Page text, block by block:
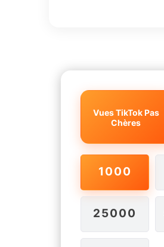
Vues TikTok Pas
Chères
1000
25000